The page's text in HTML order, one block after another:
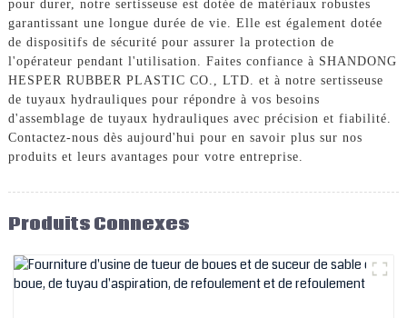
pour durer, notre sertisseuse est dotée de matériaux robustes
garantissant une longue durée de vie. Elle est également dotée
de dispositifs de sécurité pour assurer la protection de
l'opérateur pendant l'utilisation. Faites confiance à SHANDONG
HESPER RUBBER PLASTIC CO., LTD. et à notre sertisseuse
de tuyaux hydrauliques pour répondre à vos besoins
d'assemblage de tuyaux hydrauliques avec précision et fiabilité.
Contactez-nous dès aujourd'hui pour en savoir plus sur nos
produits et leurs avantages pour votre entreprise.
Produits Connexes